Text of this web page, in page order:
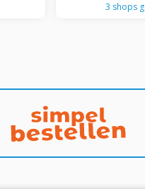
3 shops